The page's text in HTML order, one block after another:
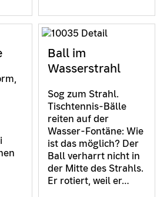
Ball im
Wasserstrahl
Sog zum Strahl.
Tischtennis-Bälle
reiten auf der
Wasser-Fontäne: Wie
ist das möglich? Der
Ball verharrt nicht in
der Mitte des Strahls.
Er rotiert, weil er…